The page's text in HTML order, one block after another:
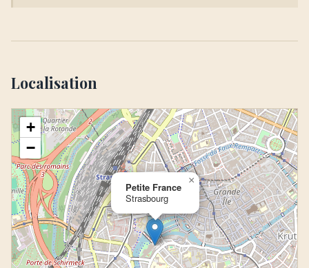
Localisation
Petite France
Strasbourg
×
+
−